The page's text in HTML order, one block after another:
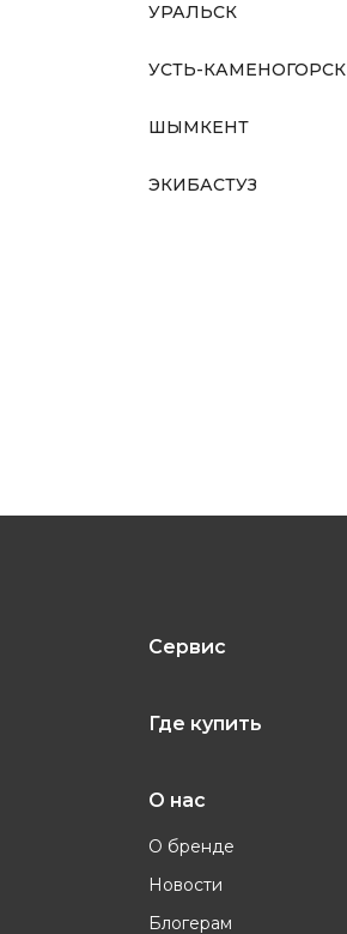
УРАЛЬСК
УСТЬ-КАМЕНОГОРСК
ШЫМКЕНТ
ЭКИБАСТУЗ
Сервис
Где купить
О нас
О бренде
Новости
Блогерам